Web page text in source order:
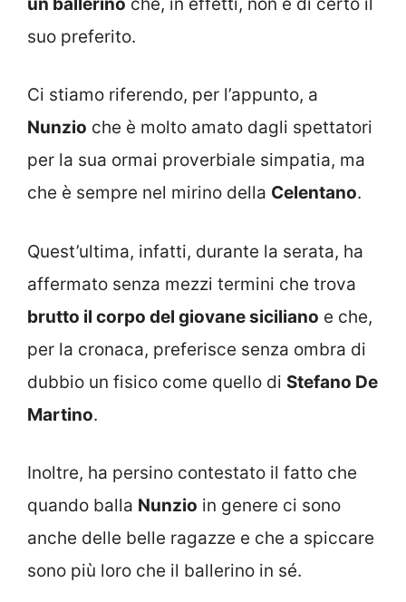
suo preferito.
Ci stiamo riferendo, per l’appunto, a
Nunzio che è molto amato dagli spettatori
per la sua ormai proverbiale simpatia, ma
che è sempre nel mirino della Celentano.
Quest’ultima, infatti, durante la serata, ha
affermato senza mezzi termini che trova
brutto il corpo del giovane siciliano e che,
per la cronaca, preferisce senza ombra di
dubbio un fisico come quello di Stefano De
Martino.
Inoltre, ha persino contestato il fatto che
quando balla Nunzio in genere ci sono
anche delle belle ragazze e che a spiccare
sono più loro che il ballerino in sé.